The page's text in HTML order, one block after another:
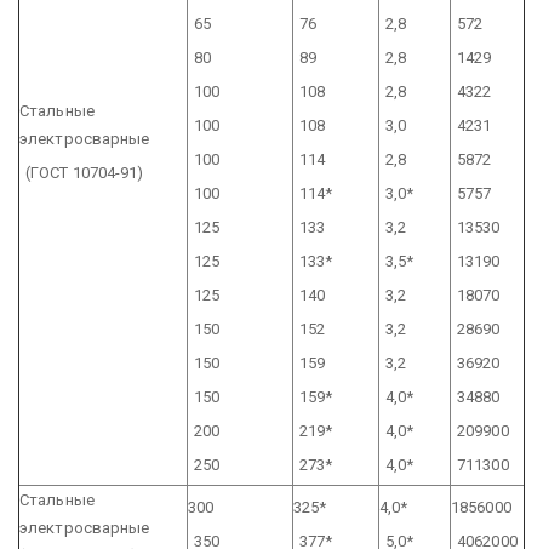
Cтальные
электросварные
(ГОСТ 10704-91)
65
80
100
100
100
100
125
125
125
150
150
150
200
250
76
89
108
108
114
114*
133
133*
140
152
159
159*
219*
273*
2,8
2,8
2,8
3,0
2,8
3,0*
3,2
3,5*
3,2
3,2
3,2
4,0*
4,0*
4,0*
572
1429
4322
4231
5872
5757
13530
13190
18070
28690
36920
34880
209900
711300
Cтальные
электросварные
300
350
325*
377*
4,0*
5,0*
1856000
4062000